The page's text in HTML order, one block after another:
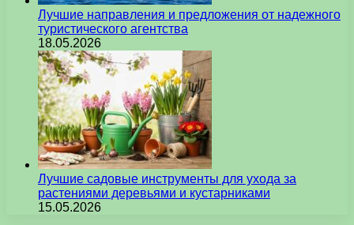
Лучшие направления и предложения от надежного
туристического агентства
18.05.2026
Лучшие садовые инструменты для ухода за
растениями деревьями и кустарниками
15.05.2026